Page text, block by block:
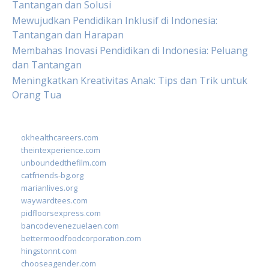
Tantangan dan Solusi
Mewujudkan Pendidikan Inklusif di Indonesia:
Tantangan dan Harapan
Membahas Inovasi Pendidikan di Indonesia: Peluang
dan Tantangan
Meningkatkan Kreativitas Anak: Tips dan Trik untuk
Orang Tua
okhealthcareers.com
theintexperience.com
unboundedthefilm.com
catfriends-bg.org
marianlives.org
waywardtees.com
pidfloorsexpress.com
bancodevenezuelaen.com
bettermoodfoodcorporation.com
hingstonnt.com
chooseagender.com